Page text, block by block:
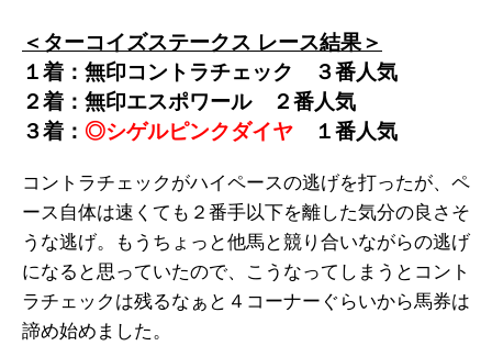
＜ターコイズステークス レース結果＞
１着：無印コントラチェック ３番人気
２着：無印エスポワール ２番人気
３着： ◎シゲルピンクダイヤ １番人気
コントラチェックがハイペースの逃げを打ったが、ペ
ース自体は速くても２番手以下を離した気分の良さそ
うな逃げ。もうちょっと他馬と競り合いながらの逃げ
になると思っていたので、こうなってしまうとコント
ラチェックは残るなぁと４コーナーぐらいから馬券は
諦め始めました。